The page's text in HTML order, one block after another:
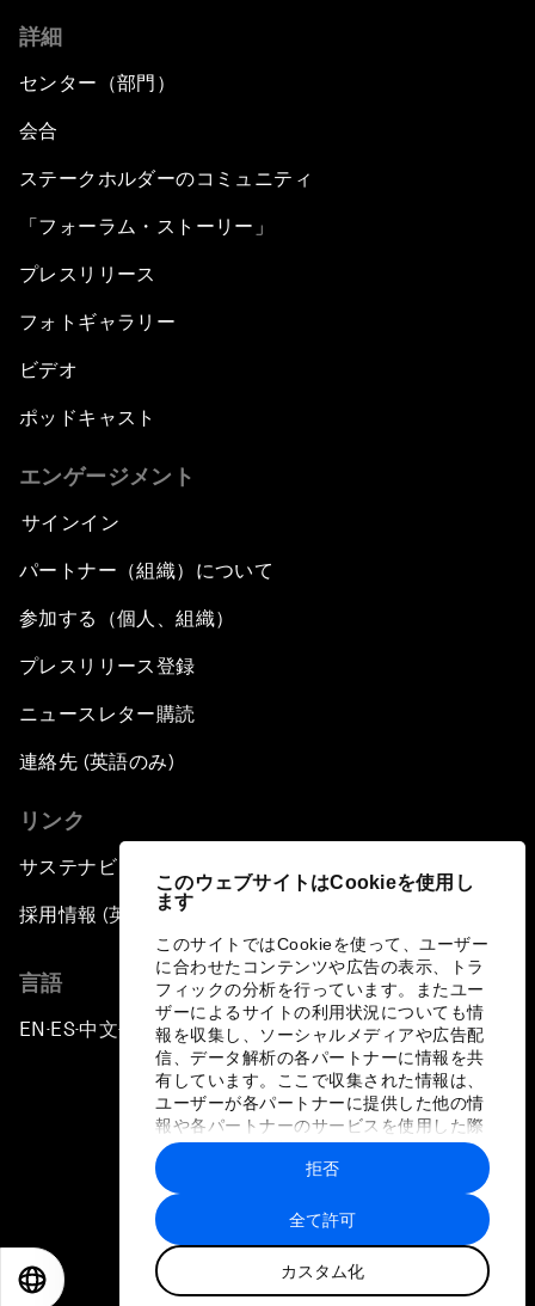
このウェブサイトはCookieを使用し
ます
このサイトではCookieを使って、ユーザー
に合わせたコンテンツや広告の表示、トラ
フィックの分析を行っています。またユー
ザーによるサイトの利用状況についても情
報を収集し、ソーシャルメディアや広告配
信、データ解析の各パートナーに情報を共
有しています。ここで収集された情報は、
ユーザーが各パートナーに提供した他の情
報や各パートナーのサービスを使用した際
に収集された情報と組み合わされ、各パー
トナーによって使用されることがありま
す。
全て許可
カスタム化
拒否
詳細
センター（部門）
会合
ステークホルダーのコミュニティ
「フォーラム・ストーリー」
プレスリリース
フォトギャラリー
ビデオ
ポッドキャスト
エンゲージメント
サインイン
パートナー（組織）について
参加する（個人、組織）
プレスリリース登録
ニュースレター購読
連絡先 (英語のみ)
リンク
サステナビリティへの取り組み
採用情報 (英語のみ)
言語
EN ▪ES▪中文▪ 日本語
プライバシーポリシーと利用規約
サイトマップ
©
世界経済フォーラム